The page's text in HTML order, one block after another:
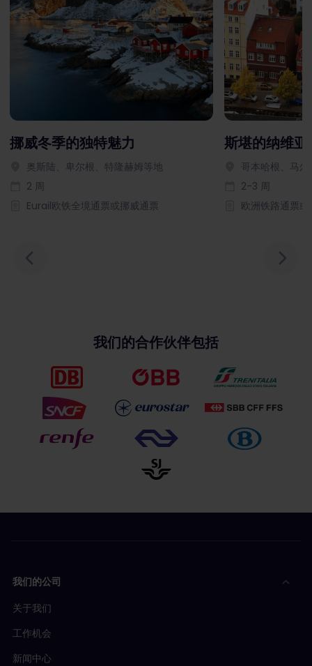
挪威冬季的独特魅力
奥斯陆、卑尔根、特隆赫姆等地
2 周
Eurail欧铁全境通票或挪威通票
斯堪的纳维
哥本哈根、马
2-3 周
欧洲铁路通票
我们的合作伙伴包括
我们的公司
关于我们
工作机会
新闻中心